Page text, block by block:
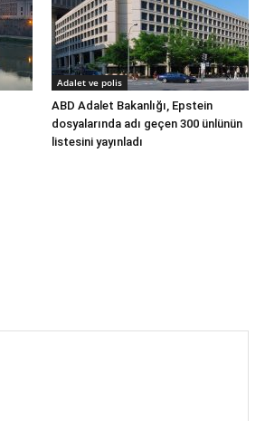
Adalet ve polis
ABD Adalet Bakanlığı, Epstein
dosyalarında adı geçen 300 ünlünün
listesini yayınladı